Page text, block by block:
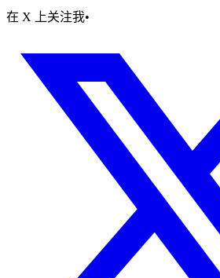
在 X 上关注我•